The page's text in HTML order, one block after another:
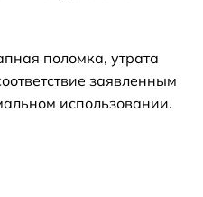
поломка, утрата
заявленным
использовании.